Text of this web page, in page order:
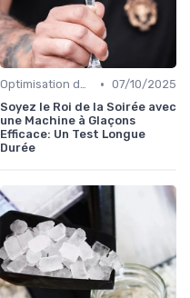
Optimisation de Production • 07/10/2025
Soyez le Roi de la Soirée avec
une Machine à Glaçons
Efficace: Un Test Longue
Durée